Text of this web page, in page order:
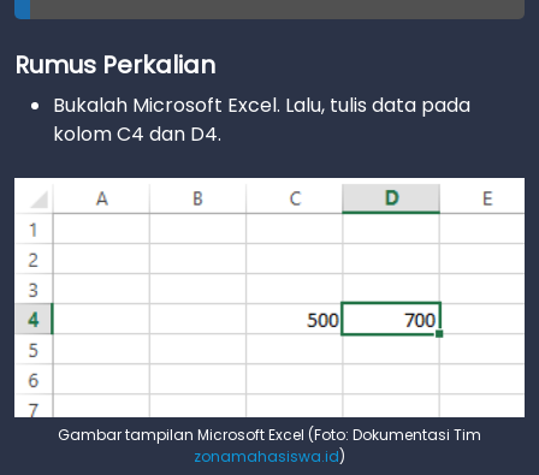
Rumus Perkalian
Bukalah Microsoft Excel. Lalu, tulis data pada
kolom C4 dan D4.
Gambar tampilan Microsoft Excel (Foto: Dokumentasi Tim
zonamahasiswa.id)